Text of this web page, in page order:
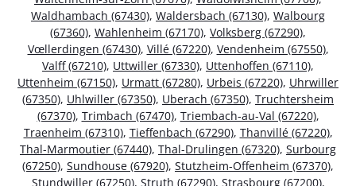
Waldhambach (67430), Waldersbach (67130), Walbourg
(67360), Wahlenheim (67170), Volksberg (67290),
Vœllerdingen (67430), Villé (67220), Vendenheim (67550),
Valff (67210), Uttwiller (67330), Uttenhoffen (67110),
Uttenheim (67150), Urmatt (67280), Urbeis (67220), Uhrwiller
(67350), Uhlwiller (67350), Uberach (67350), Truchtersheim
(67370), Trimbach (67470), Triembach-au-Val (67220),
Traenheim (67310), Tieffenbach (67290), Thanvillé (67220),
Thal-Marmoutier (67440), Thal-Drulingen (67320), Surbourg
(67250), Sundhouse (67920), Stutzheim-Offenheim (67370),
Stundwiller (67250), Struth (67290), Strasbourg (67200),